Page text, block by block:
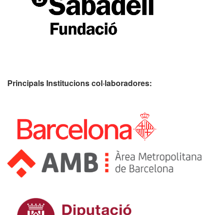
Principals Institucionscol·laboradores: